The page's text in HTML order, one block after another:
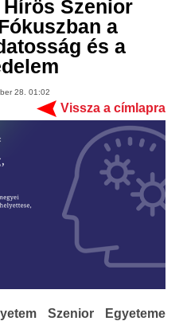
Szenior
a
és a
28. 01:02
Vissza a címlapra
Szenior Egyeteme